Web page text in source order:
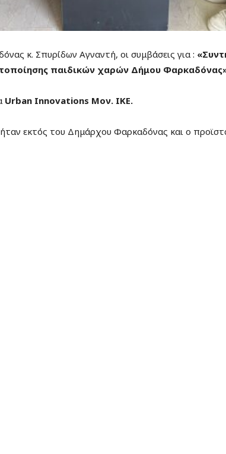
κ. Σπυρίδων Αγναντή, οι συμβάσεις για :
παιδικών χαρών Δήμου
Urban Innovations Μον. ΙΚΕ.
εκτός του Δημάρχου Φαρκαδόνας και ο